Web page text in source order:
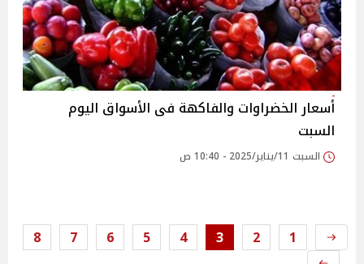
أسعار الخضراوات والفاكهة فى الأسواق‎‎ اليوم
السبت
السبت 11/يناير/2025 - 10:40 ص
1
2
3
4
5
6
7
8